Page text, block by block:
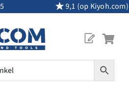
9,1 (op Kiyoh.com)